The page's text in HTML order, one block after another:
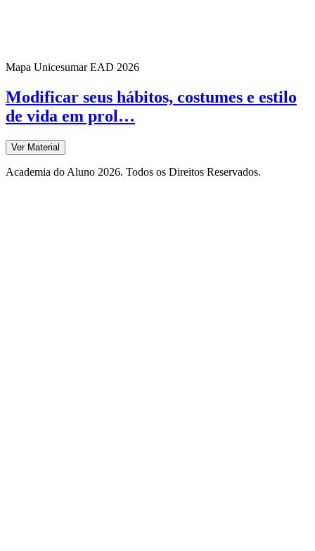
Mapa Unicesumar EAD 2026
Modificar seus hábitos, costumes e estilo
de vida em prol…
Ver Material
Academia do Aluno 2026. Todos os Direitos Reservados.